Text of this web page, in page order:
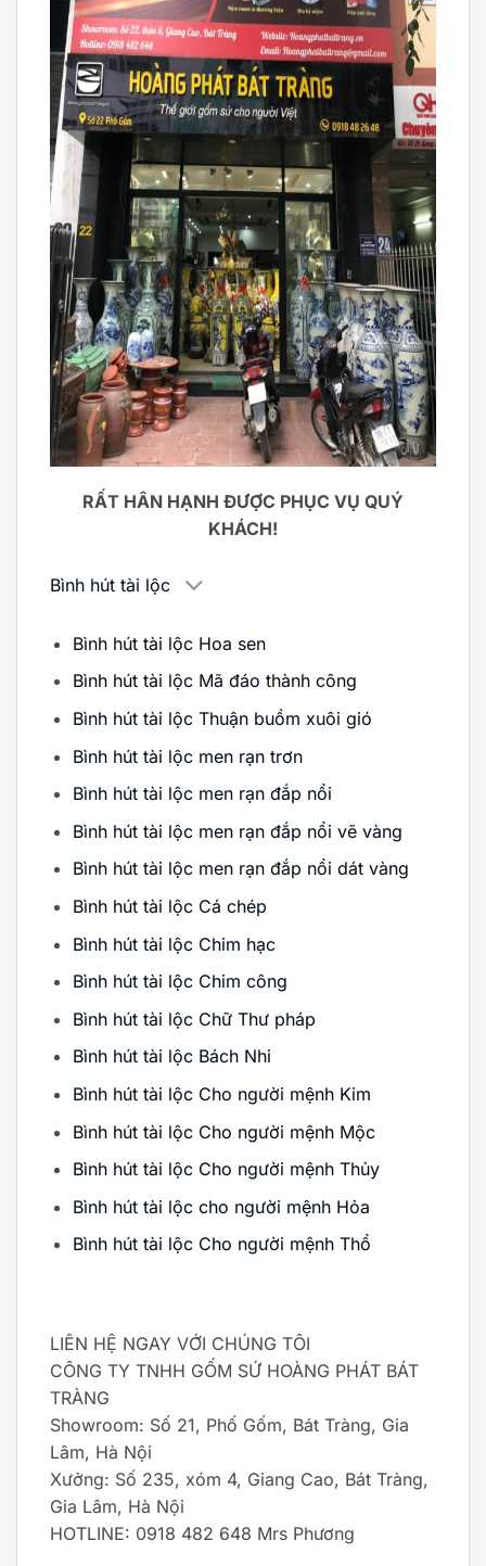
RẤT HÂN HẠNH ĐƯỢC PHỤC VỤ QUÝ
KHÁCH!
Bình hút tài lộc
Bình hút tài lộc Hoa sen
Bình hút tài lộc Mã đáo thành công
Bình hút tài lộc Thuận buồm xuôi gió
Bình hút tài lộc men rạn trơn
Bình hút tài lộc men rạn đắp nổi
Bình hút tài lộc men rạn đắp nổi vẽ vàng
Bình hút tài lộc men rạn đắp nổi dát vàng
Bình hút tài lộc Cá chép
Bình hút tài lộc Chim hạc
Bình hút tài lộc Chim công
Bình hút tài lộc Chữ Thư pháp
Bình hút tài lộc Bách Nhi
Bình hút tài lộc Cho người mệnh Kim
Bình hút tài lộc Cho người mệnh Mộc
Bình hút tài lộc Cho người mệnh Thủy
Bình hút tài lộc cho người mệnh Hỏa
Bình hút tài lộc Cho người mệnh Thổ
LIÊN HỆ NGAY VỚI CHÚNG TÔI
CÔNG TY TNHH GỐM SỨ HOÀNG PHÁT BÁT
TRÀNG
Showroom: Số 21, Phố Gốm, Bát Tràng, Gia
Lâm, Hà Nội
Xưởng: Số 235, xóm 4, Giang Cao, Bát Tràng,
Gia Lâm, Hà Nội
HOTLINE: 0918 482 648 Mrs Phương